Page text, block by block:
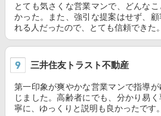
とても気さくな営業マンで、どんな
かった。また、強引な提案はせず、顧
れる人だったので、とても信頼できた
三井住友トラスト不動産
第一印象が爽やかな営業マンで指導
じました。高齢者にでも、分かり易
寧に、ゆっくりと説明も良かったです